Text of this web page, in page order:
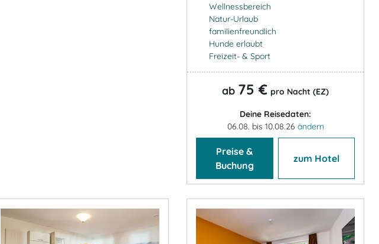
Wellnessbereich
Natur-Urlaub
familienfreundlich
Hunde erlaubt
Freizeit- & Sport
ab 75 € pro Nacht (EZ)
Deine Reisedaten:
06.08. bis 10.08.26 ändern
Preise &
Buchung
zum Hotel